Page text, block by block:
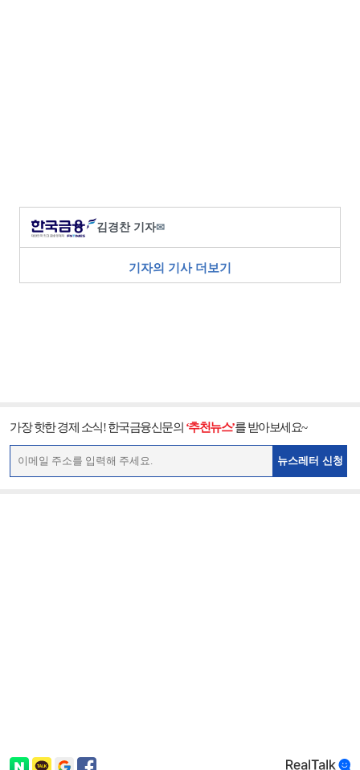
김경찬 기자✉
기자의 기사 더보기
가장 핫한 경제 소식! 한국금융신문의 ‘추천뉴스’를 받아보세요~
뉴스레터 신청